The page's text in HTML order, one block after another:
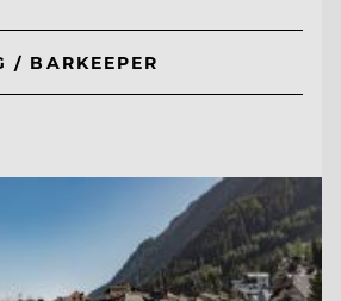
CHEF DE RANG / BARKEEPER